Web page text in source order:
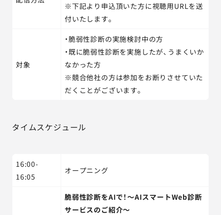
※下記より申込頂いた方に視聴用URLを送
付いたします。
対象
・脆弱性診断の実施検討中の方
・既に脆弱性診断を実施したが、うまくいか
なかった方
※競合他社の方は参加をお断りさせていた
だくことがございます。
タイムスケジュール
16:00-
16:05
オープニング
脆弱性診断をAIで！～AIスマートWeb診断
サービスのご紹介～